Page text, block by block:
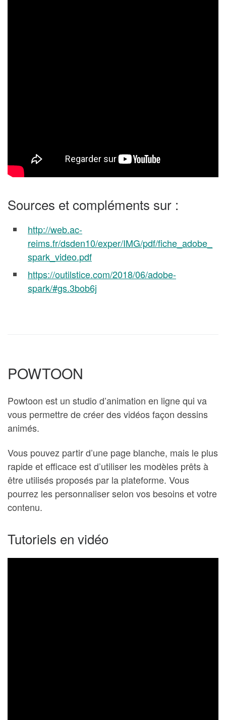
Sources et compléments sur :
http://web.ac-
reims.fr/dsden10/exper/IMG/pdf/fiche_adobe_
spark_video.pdf
https://outilstice.com/2018/06/adobe-
spark/#gs.3bob6j
POWTOON
Powtoon est un studio d’animation en ligne qui va
vous permettre de créer des vidéos façon dessins
animés.
Vous pouvez partir d’une page blanche, mais le plus
rapide et efficace est d’utiliser les modèles prêts à
être utilisés proposés par la plateforme. Vous
pourrez les personnaliser selon vos besoins et votre
contenu.
Tutoriels en vidéo